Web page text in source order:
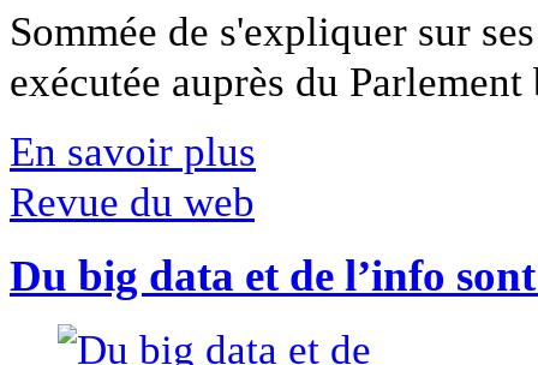
Sommée de s'expliquer sur
exécutée auprès du
En savoir plus
Revue du web
Du big data et de l’info